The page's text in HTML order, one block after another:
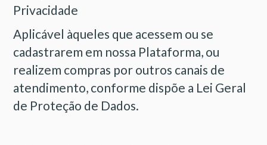
Privacidade
Aplicável àqueles que acessem ou se
cadastrarem em nossa Plataforma, ou
realizem compras por outros canais de
atendimento, conforme dispõe a Lei Geral
de Proteção de Dados.